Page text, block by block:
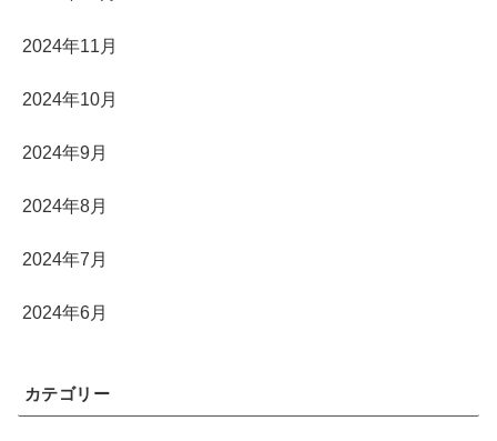
2024年11月
2024年10月
2024年9月
2024年8月
2024年7月
2024年6月
カテゴリー